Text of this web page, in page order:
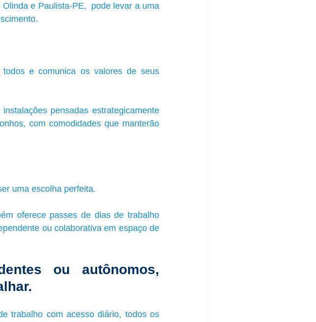
e Paulista-PE,  pode levar a uma
e comunica os valores de seus
pensadas estrategicamente
com comodidades que manterão
uma escolha perfeita.
oferece passes de dias de trabalho
ou colaborativa em espaço de
ou autônomos,
trabalho com acesso diário, todos os